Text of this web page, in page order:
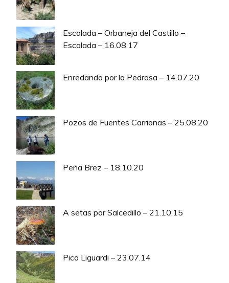
Escalada – Orbaneja del Castillo –
Escalada – 16.08.17
Enredando por la Pedrosa – 14.07.20
Pozos de Fuentes Carrionas – 25.08.20
Peña Brez – 18.10.20
A setas por Salcedillo – 21.10.15
Pico Liguardi – 23.07.14